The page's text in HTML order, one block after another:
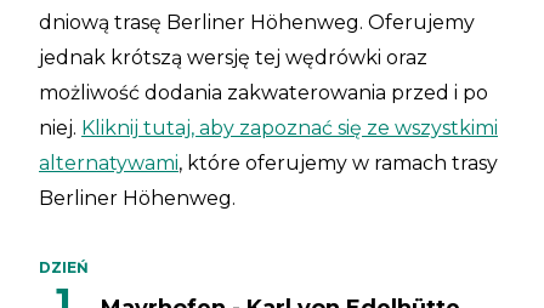
dniową trasę Berliner Höhenweg. Oferujemy
jednak krótszą wersję tej wędrówki oraz
możliwość dodania zakwaterowania przed i po
niej. Kliknij tutaj, aby zapoznać się ze wszystkimi
alternatywami, które oferujemy w ramach trasy
Berliner Höhenweg.
DZIEŃ